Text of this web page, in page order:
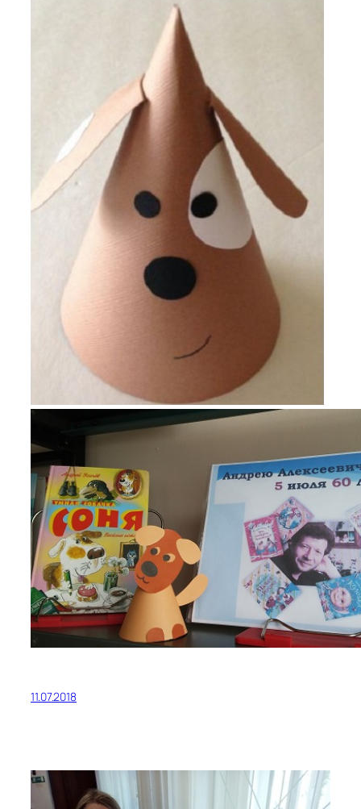
11.07.2018